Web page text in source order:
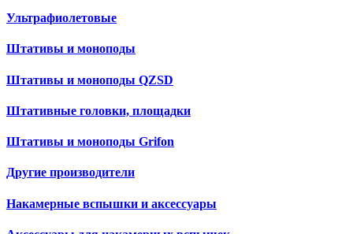
Ультрафиолетовые
Штативы и моноподы
Штативы и моноподы QZSD
Штативные головки, площадки
Штативы и моноподы Grifon
Другие производители
Накамерные вспышки и аксессуары